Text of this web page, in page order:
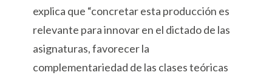
explica que “concretar esta producción es
relevante para innovar en el dictado de las
asignaturas, favorecer la
complementariedad de las clases teóricas